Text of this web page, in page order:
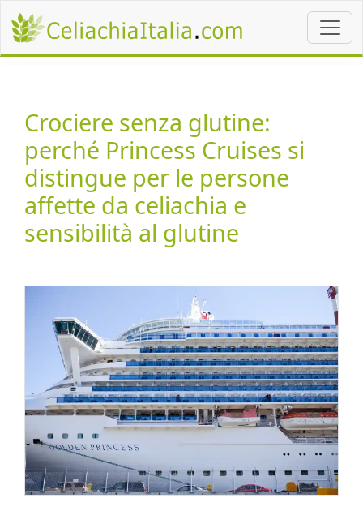
Crociere senza glutine:
perché Princess Cruises si
distingue per le persone
affette da celiachia e
sensibilità al glutine